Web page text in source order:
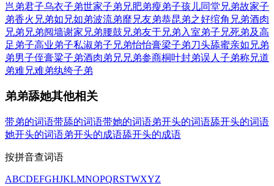
岂弟君子乌衣子弟世家子弟 兄肥弟瘦弟子孩儿同堂兄弟故家子
弟香火兄弟如兄如弟波流弟靡 兄友弟恭昆弟之好绾角兄弟酒肉
兄弟 兄弟阋墙谢家兄弟腰鼓兄弟友于兄弟 入室弟子 兄死弟及高
足弟子高业弟子私淑弟子 兄弟怡怡膏梁子弟刀头舔蜜亲如兄弟
弟男子侄膏粱子弟酒肉弟兄兄弟参商桐叶封弟误人子弟称兄道
弟难兄难弟纨绔子弟
弟弟舔她其他相关
带弟的词语带舔的词语带她的词语弟开头的词语舔开头的词语
她开头的词语弟开头的成语舔开头的成语
按拼音查词语
ABCDEFGHJKLMNOPQRSTWXYZ